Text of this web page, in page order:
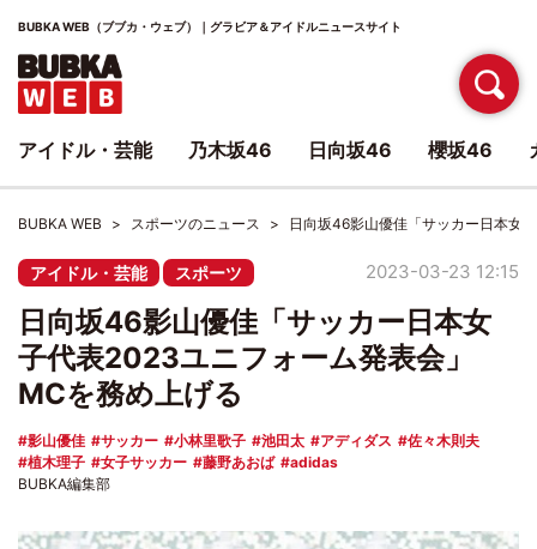
BUBKA WEB（ブブカ・ウェブ）｜グラビア＆アイドルニュースサイト
BUBKA WEB スポーツのニュース 日向坂46影山優佳「サッカー日本女
アイドル・芸能 スポーツ 2023-03-23 12:15
日向坂46影山優佳「サッカー日本女
子代表2023ユニフォーム発表会」
MCを務め上げる
影山優佳 サッカー 小林里歌子 池田太 アディダス
佐々木則夫
植木理子
女子サッカー 藤野あおば
adidas
BUBKA編集部
アイドル・芸能 乃木坂46 日向坂46 櫻坂46